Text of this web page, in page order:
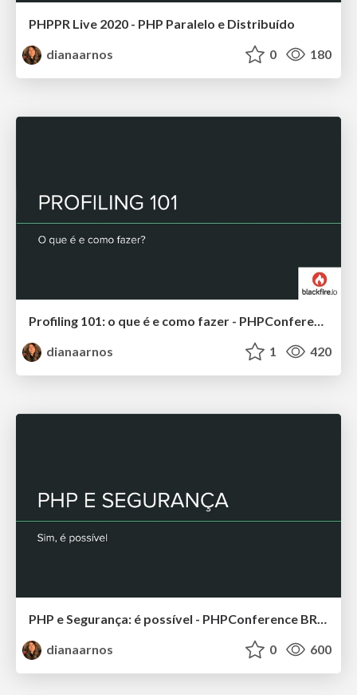
PHPPR Live 2020 - PHP Paralelo e Distribuído
dianaarnos
0 180
Profiling 101: o que é e como fazer - PHPConference 2019
dianaarnos
1 420
dianaarnos
0 600